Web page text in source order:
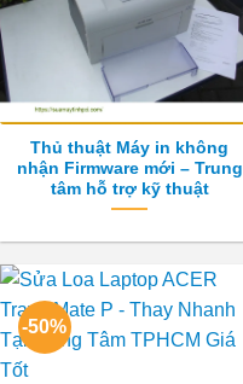
Thủ thuật Máy in không
nhận Firmware mới – Trung
tâm hỗ trợ kỹ thuật
-50%